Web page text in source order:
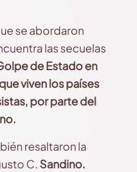
se abordaron
las secuelas
olpe de Estado en
viven los países
por parte del
resaltaron la
C. Sandino.